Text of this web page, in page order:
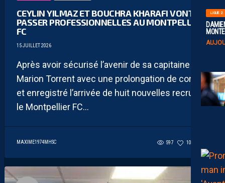
LIGUE 2
CEYLIN YILMAZ ET BOUCHRA KHARAFI VONT
PASSER PROFESSIONNELLES AU MONTPELLIER
FC
15 JUILLET 2026
Après avoir sécurisé l’avenir de sa capitaine
Marion Torrent avec une prolongation de contrat
et enregistré l’arrivée de huit nouvelles recrues,
le Montpellier FC...
MAXIME1974MHSC 597 106